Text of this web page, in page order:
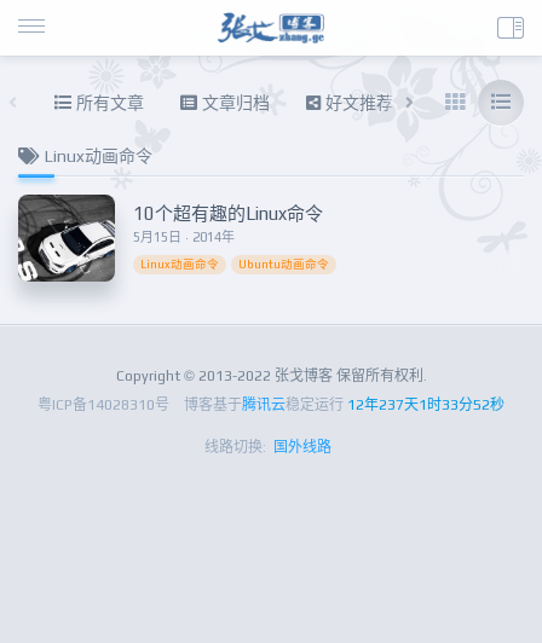
所有文章 文章归档 好文推荐 东拉西扯
Linux动画命令
5月15日 · 2014年
10个超有趣的Linux命令
Linux动画命令 Ubuntu动画命令
Copyright © 2013-2022 张戈博客 保留所有权利.
粤ICP备14028310号
博客基于腾讯云稳定运行 12年237天1时33分52秒
线路切换: 国外线路